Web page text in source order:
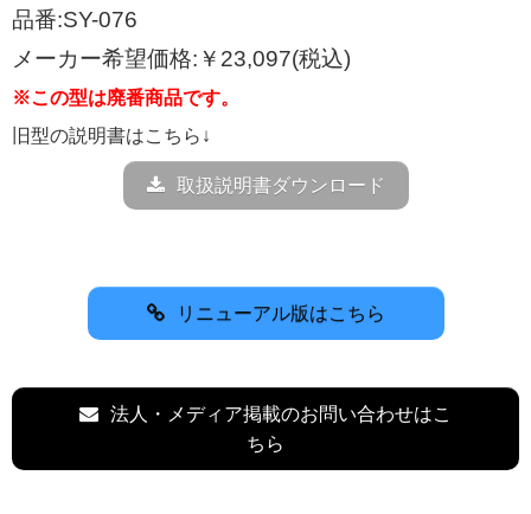
品番:SY-076
メーカー希望価格:￥23,097(税込)
※この型は廃番商品です。
旧型の説明書はこちら↓
取扱説明書ダウンロード
リニューアル版はこちら
法人・メディア掲載のお問い合わせはこ
ちら